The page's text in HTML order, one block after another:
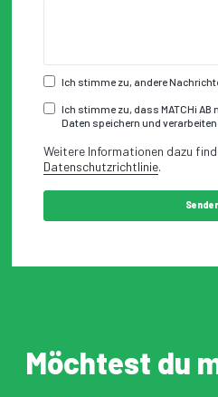
Ich stimme zu, andere
Ich stimme zu, dass MATCHi
Daten speichern und
Weitere Informationen dazu
Datenschutzrichtlinie.
Möchtest du